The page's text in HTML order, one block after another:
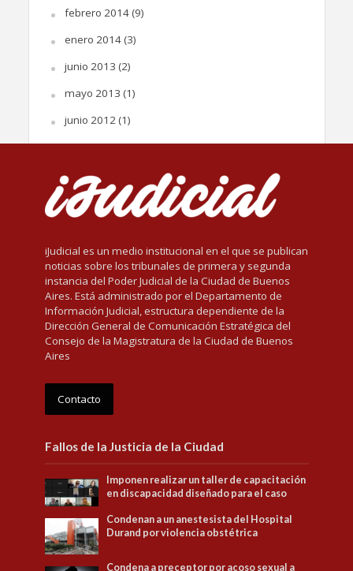
febrero 2014(9)
enero 2014(3)
junio 2013 (2)
mayo 2013 (1)
junio 2012(1)
iJudicial es un medio institucional en el que se publican
noticias sobre los tribunales de primera y segunda
instancia del Poder Judicial de la Ciudad de Buenos
Aires. Está administrado por el Departamento de
Información Judicial, estructura dependiente de la
Dirección General de Comunicación Estratégica del
Consejo de la Magistratura de la Ciudad de Buenos
Aires
Contacto
Fallos de la Justicia de la Ciudad
Imponen realizar un taller de capacitación
en discapacidad diseñado para el caso
Condenan a un anestesista del Hospital
Durand por violencia obstétrica
Condena a preceptor por acoso sexual a